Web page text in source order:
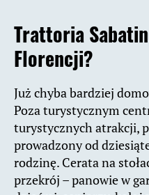
Trattoria
Florencji?
Już chyba bardziej
Poza turystycznym
turystycznych atrakcji,
prowadzony od
rodzinę. Cerata na
przekrój – panowie w